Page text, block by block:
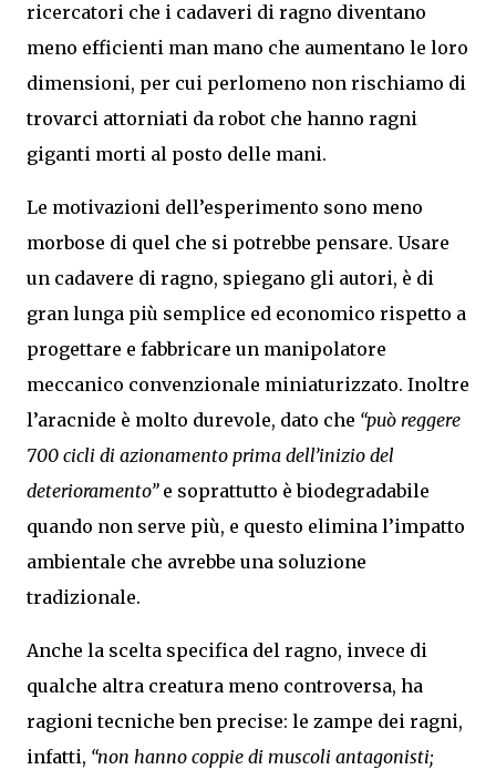
ricercatori che i cadaveri di ragno diventano
meno efficienti man mano che aumentano le loro
dimensioni, per cui perlomeno non rischiamo di
trovarci attorniati da robot che hanno ragni
giganti morti al posto delle mani.
Le motivazioni dell’esperimento sono meno
morbose di quel che si potrebbe pensare. Usare
un cadavere di ragno, spiegano gli autori, è di
gran lunga più semplice ed economico rispetto a
progettare e fabbricare un manipolatore
meccanico convenzionale miniaturizzato. Inoltre
l’aracnide è molto durevole, dato che “può reggere
700 cicli di azionamento prima dell’inizio del
deterioramento”e soprattutto è biodegradabile
quando non serve più, e questo elimina l’impatto
ambientale che avrebbe una soluzione
tradizionale.
Anche la scelta specifica del ragno, invece di
qualche altra creatura meno controversa, ha
ragioni tecniche ben precise: le zampe dei ragni,
infatti, “non hanno coppie di muscoli antagonisti;